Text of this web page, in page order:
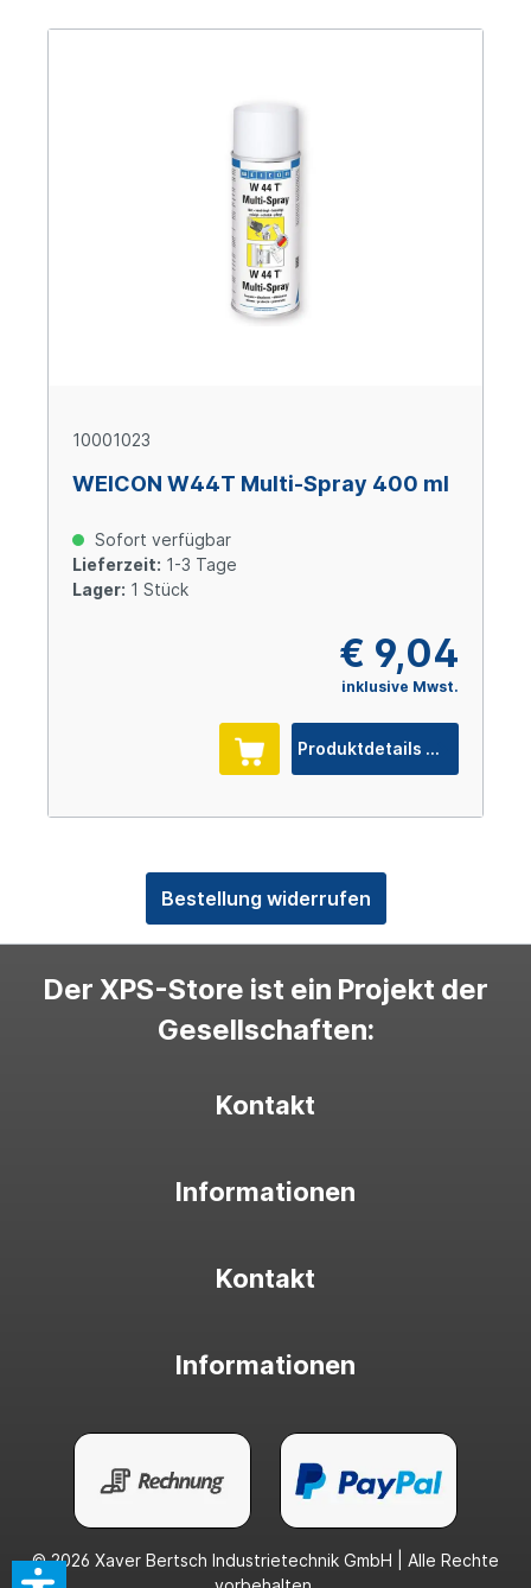
10001023
WEICON W44T Multi-Spray 400 ml
Sofort verfügbar
Lieferzeit: 1-3 Tage
Lager: 1 Stück
€ 9,04
inklusive Mwst.
Produktdetails
Bestellung widerrufen
Der XPS-Store ist ein Projekt der
Gesellschaften:
Kontakt
Informationen
Kontakt
Informationen
© 2026 Xaver Bertsch Industrietechnik GmbH | Alle Rechte